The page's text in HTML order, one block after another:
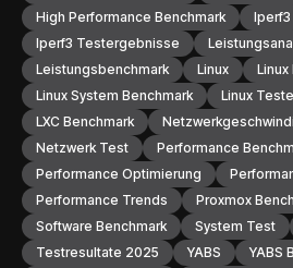
High Performance Benchmark
Iperf3
Iperf3 Testergebnisse
Leistungsbenchmark
Linux
Linux
Linux System Benchmark
Linux
LXC Benchmark
Netzwerk Test
Performance
Performance Optimierung
Performance Trends
Proxmox
Software Benchmark
System Test
Testresultate 2025
YABS
YABS